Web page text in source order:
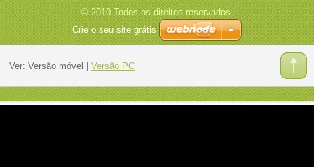
© 2010 Todos os direitos reservados.
Crie o seu site grátis
Ver: Versão móvel Versão PC